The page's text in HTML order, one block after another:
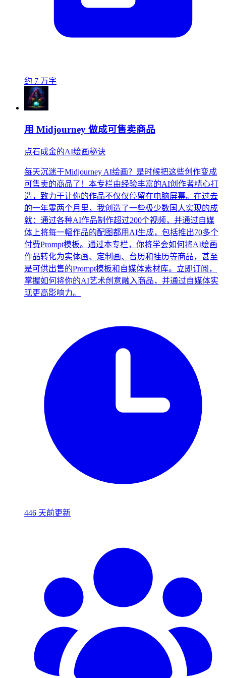
约 7 万字
用 Midjourney 做成可售卖商品
点石成金的AI绘画秘诀
每天沉迷于Midjourney AI绘画？是时候把这些创作变成
可售卖的商品了！本专栏由经验丰富的AI创作者精心打
造，致力于让你的作品不仅仅停留在电脑屏幕。在过去
的一年零两个月里，我创造了一些极少数国人实现的成
就：通过各种AI作品制作超过200个视频，并通过自媒
体上将每一幅作品的配图都用AI生成，包括推出70多个
付费Prompt模板。通过本专栏，你将学会如何将AI绘画
作品转化为实体画、定制画、台历和挂历等商品，甚至
是可供出售的Prompt模板和自媒体素材库。立即订阅，
掌握如何将你的AI艺术创意融入商品，并通过自媒体实
现更高影响力。
446 天前更新